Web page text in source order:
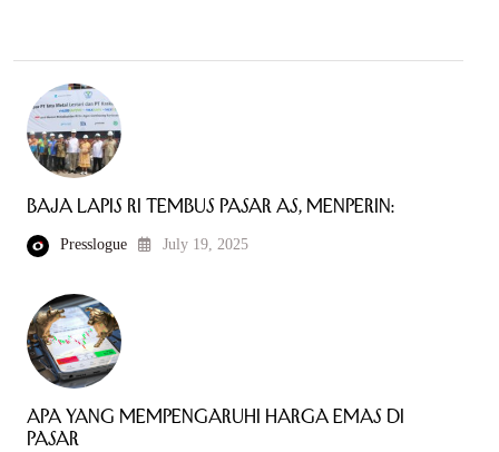
Baja Lapis RI Tembus Pasar AS, Menperin:
Presslogue July 19, 2025
Apa yang Mempengaruhi Harga Emas di
Pasar